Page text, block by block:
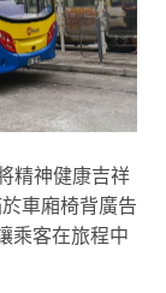
精神健康吉祥
車廂椅背廣告
乘客在旅程中